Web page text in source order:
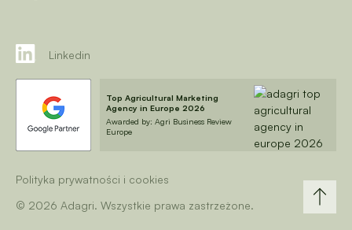
Linkedin
Top Agricultural Marketing
Agency in Europe 2026
Awarded by: Agri Business Review
Europe
Polityka prywatności i cookies
© 2026 Adagri. Wszystkie prawa zastrzeżone.